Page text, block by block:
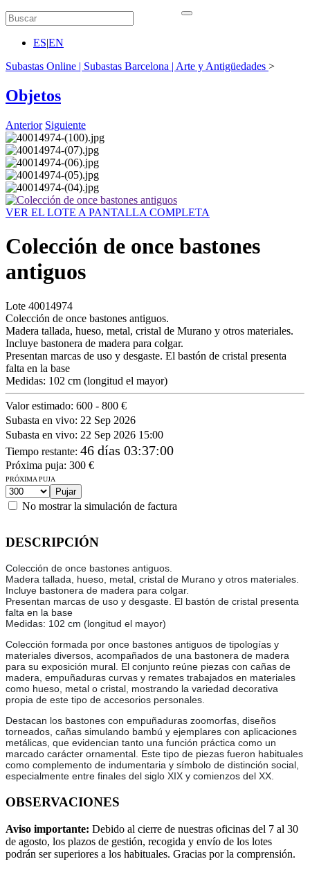
ES|EN
Subastas Online | Subastas Barcelona | Arte y Antigüedades >
Objetos
Anterior Siguiente
VER EL LOTE A PANTALLA COMPLETA
Colección de once bastones
antiguos
Lote 40014974
Colección de once bastones antiguos.
Madera tallada, hueso, metal, cristal de Murano y otros materiales.
Incluye bastonera de madera para colgar.
Presentan marcas de uso y desgaste. El bastón de cristal presenta
falta en la base
Medidas: 102 cm (longitud el mayor)
Valor estimado: 600 - 800 €
Subasta en vivo: 22 Sep 2026
Subasta en vivo: 22 Sep 2026 15:00
Tiempo restante: 46 días 03:37:00
Próxima puja: 300 €
PRÓXIMA PUJA
No mostrar la simulación de factura
DESCRIPCIÓN
Colección de once bastones antiguos.
Madera tallada, hueso, metal, cristal de Murano y otros materiales.
Incluye bastonera de madera para colgar.
Presentan marcas de uso y desgaste. El bastón de cristal presenta
falta en la base
Medidas: 102 cm (longitud el mayor)
Colección formada por once bastones antiguos de tipologías y
materiales diversos, acompañados de una bastonera de madera
para su exposición mural. El conjunto reúne piezas con cañas de
madera, empuñaduras curvas y remates trabajados en materiales
como hueso, metal o cristal, mostrando la variedad decorativa
propia de este tipo de accesorios personales.
Destacan los bastones con empuñaduras zoomorfas, diseños
torneados, cañas simulando bambú y ejemplares con aplicaciones
metálicas, que evidencian tanto una función práctica como un
marcado carácter ornamental. Este tipo de piezas fueron habituales
como complemento de indumentaria y símbolo de distinción social,
especialmente entre finales del siglo XIX y comienzos del XX.
OBSERVACIONES
Aviso importante: Debido al cierre de nuestras oficinas del 7 al 30
de agosto, los plazos de gestión, recogida y envío de los lotes
podrán ser superiores a los habituales. Gracias por la comprensión.